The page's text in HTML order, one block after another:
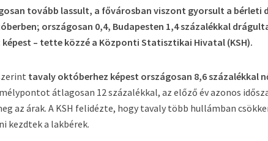
tovább lassult, a fővárosban viszont gyorsult a bérleti
országosan 0,4, Budapesten 1,4 százalékkal
– tette közzé a Központi Statisztikai Hivatal (KSH).
tavaly októberhez képest országosan 8,6 százalékkal
átlagosan 12 százalékkal, az előző év azonos
az árak. A KSH felidézte, hogy tavaly több hullámban
kezdtek a lakbérek.